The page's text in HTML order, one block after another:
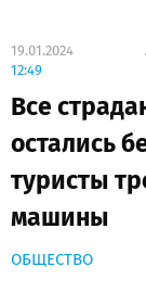
19.01.2024
12:49
Все
остались
туристы
машины
ОБЩЕСТВО